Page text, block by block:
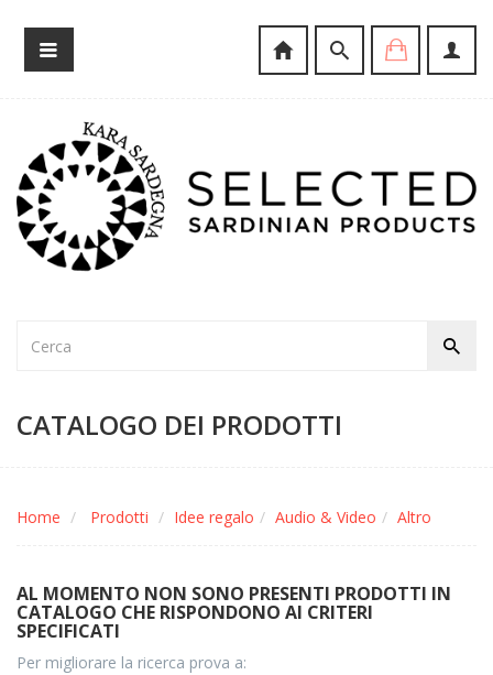
CATALOGO DEI PRODOTTI
Home Prodotti Idee regalo Audio & Video Altro
AL MOMENTO NON SONO PRESENTI PRODOTTI IN
CATALOGO CHE RISPONDONO AI CRITERI
SPECIFICATI
Per migliorare la ricerca prova a: